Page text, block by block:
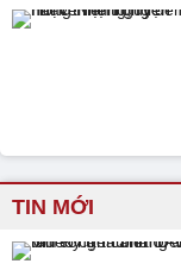
TIN MỚI